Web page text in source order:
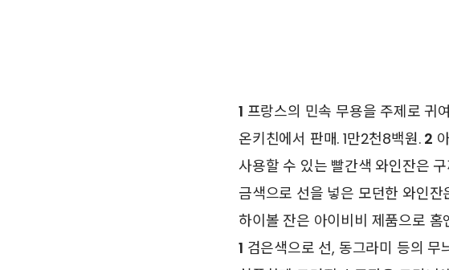
1 프랑스의 민속 무용을 주제로 귀
온키친에서 판매. 1만2천8백원. 2
사용할 수 있는 빨간색 와인잔은
금색으로 선을 넣은 모던한 와인
하이볼 잔은 아이비비 제품으로
1 검은색으로 선, 동그라미 등의